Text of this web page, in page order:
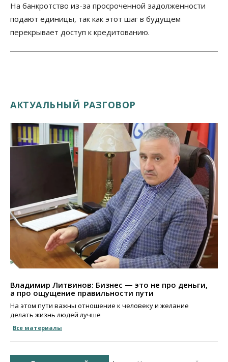
На банкротство из-за просроченной задолженности
подают единицы, так как этот шаг в будущем
перекрывает доступ к кредитованию.
АКТУАЛЬНЫЙ РАЗГОВОР
Владимир Литвинов: Бизнес — это не про деньги,
а про ощущение правильности пути
На этом пути важны отношение к человеку и желание
делать жизнь людей лучше
Все материалы